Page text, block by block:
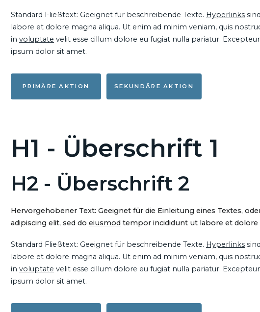
Standard Fließtext: Geeignet für beschreibende Texte. Hyperlinks sind
labore et dolore magna aliqua. Ut enim ad minim veniam, quis
in voluptate velit esse cillum dolore eu fugiat nulla pariatur.
ipsum dolor sit amet.
PRIMÄRE AKTION SEKUNDÄRE AKTION
H1 - Überschrift 1
H2 - Überschrift 2
Hervorgehobener Text: Geeignet für die Einleitung eines Textes,
adipiscing elit, sed do eiusmod tempor incididunt ut labore et dolore
Standard Fließtext: Geeignet für beschreibende Texte. Hyperlinks sind
labore et dolore magna aliqua. Ut enim ad minim veniam, quis
in voluptate velit esse cillum dolore eu fugiat nulla pariatur.
ipsum dolor sit amet.